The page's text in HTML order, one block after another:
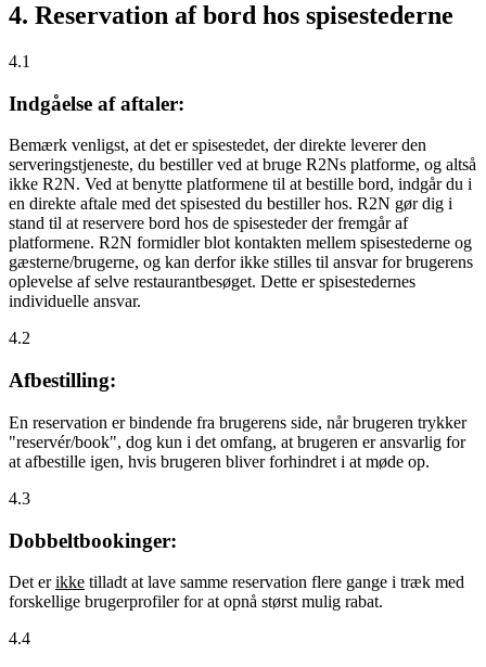
4. Reservation af bord hos spisestederne
4.1
Indgåelse af aftaler:
Bemærk venligst, at det er spisestedet, der direkte leverer den
serveringstjeneste, du bestiller ved at bruge R2Ns platforme, og altså
ikke R2N. Ved at benytte platformene til at bestille bord, indgår du i
en direkte aftale med det spisested du bestiller hos. R2N gør dig i
stand til at reservere bord hos de spisesteder der fremgår af
platformene. R2N formidler blot kontakten mellem spisestederne og
gæsterne/brugerne, og kan derfor ikke stilles til ansvar for brugerens
oplevelse af selve restaurantbesøget. Dette er spisestedernes
individuelle ansvar.
4.2
Afbestilling:
En reservation er bindende fra brugerens side, når brugeren trykker
"reservér/book", dog kun i det omfang, at brugeren er ansvarlig for
at afbestille igen, hvis brugeren bliver forhindret i at møde op.
4.3
Dobbeltbookinger:
Det erikke tilladt at lave samme reservation flere gange i træk med
forskellige brugerprofiler for at opnå størst mulig rabat.
4.4